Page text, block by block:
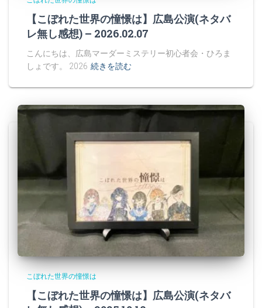
【こぼれた世界の憧憬は】広島公演(ネタバ
レ無し感想) – 2026.02.07
こんにちは、広島マーダーミステリー初心者会・ひろま
しょです。 2026 続きを読む
こぼれた世界の憧憬は
【こぼれた世界の憧憬は】広島公演(ネタバ